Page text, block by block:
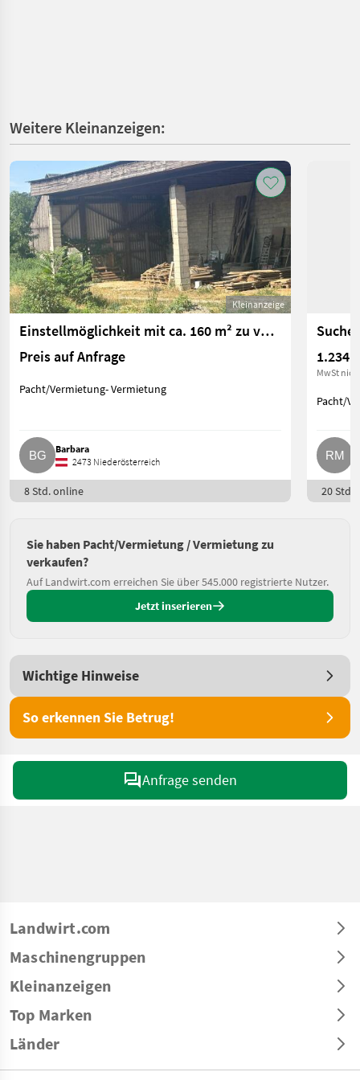
Weitere Kleinanzeigen:
Kleinanzeige
Einstellmöglichkeit mit ca. 160 m² zu vermieten
Preis auf Anfrage
Pacht/Vermietung- Vermietung
Barbara
2473 Niederösterreich
8 Std. online
Suche
1.234 €
MwSt
Pacht/
20 Std.
Sie haben Pacht/Vermietung / Vermietung zu
verkaufen?
Auf Landwirt.com erreichen Sie über 545.000 registrierte Nutzer.
Jetzt inserieren
Wichtige Hinweise
So erkennen Sie Betrug!
Anfrage senden
Landwirt.com
Maschinengruppen
Kleinanzeigen
Top Marken
Länder